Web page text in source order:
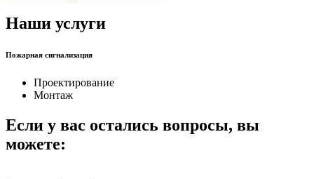
Наши услуги
Пожарная сигнализация
Проектирование
Монтаж
Если у вас остались вопросы, вы
можете: